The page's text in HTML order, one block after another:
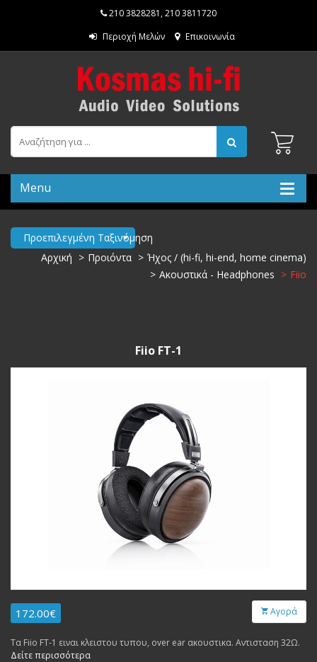
210 3828281 ,210 3811720
Περιοχή Μελών
Επικοινωνία
Menu
Προεπιλεγμένη Ταξινόμηση
Αρχική
Προιόντα
Ήχος / (hi-fi, hi-end, home cinema)
Ακουστικά - Headphones
Fiio
Fiio FT-1
172.00€ Αγορά
Τα Fiio FT-1 ειναι κλειστου τυπου, over ear ακουστικα. Αντισταση 32Ω.
Δείτε περισσότερα